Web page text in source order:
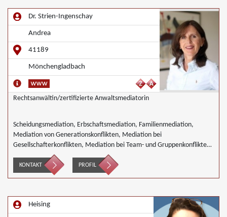
Dr. Strien-Ingenschay
Andrea
41189
Mönchengladbach
Rechtsanwältin/zertifizierte Anwaltsmediatorin
Scheidungsmediation, Erbschaftsmediation, Familienmediation,
Mediation von Generationskonflikten, Mediation bei
Gesellschafterkonflikten, Mediation bei Team- und Gruppenkonflikten,
Mediation von Unternehmensnachfolgen, Nachbarschaftsmediation,
Wirtschaftsmediation
KONTAKT PROFIL
Heising